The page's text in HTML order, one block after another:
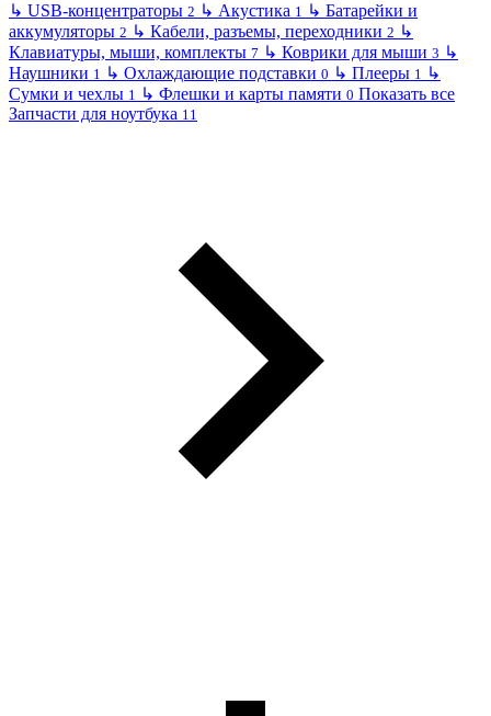
↳ USB-концентраторы 2 ↳ Акустика 1 ↳ Батарейки и
аккумуляторы 2 ↳ Кабели, разъемы, переходники 2 ↳
Клавиатуры, мыши, комплекты 7 ↳ Коврики для мыши 3 ↳
Наушники 1 ↳ Охлаждающие подставки 0 ↳ Плееры 1 ↳
Сумки и чехлы 1 ↳ Флешки и карты памяти 0 Показать все
Запчасти для ноутбука 11